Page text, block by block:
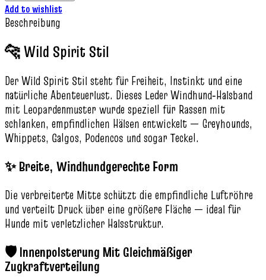
Add to wishlist
Beschreibung
🐆 Wild Spirit Stil
Der Wild Spirit Stil steht für Freiheit, Instinkt und eine
natürliche Abenteuerlust. Dieses Leder Windhund‑Halsband
mit Leopardenmuster wurde speziell für Rassen mit
schlanken, empfindlichen Hälsen entwickelt — Greyhounds,
Whippets, Galgos, Podencos und sogar Teckel.
✨ Breite, Windhundgerechte Form
Die verbreiterte Mitte schützt die empfindliche Luftröhre
und verteilt Druck über eine größere Fläche — ideal für
Hunde mit verletzlicher Halsstruktur.
🛡️ Innenpolsterung Mit Gleichmäßiger
Zugkraftverteilung